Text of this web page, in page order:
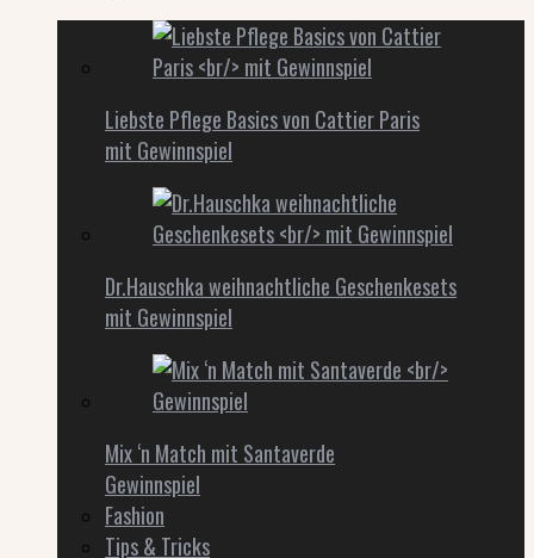
Liebste Pflege Basics von Cattier Paris
mit Gewinnspiel
Dr.Hauschka weihnachtliche Geschenkesets
mit Gewinnspiel
Mix ‘n Match mit Santaverde
Gewinnspiel
Fashion
Tips & Tricks